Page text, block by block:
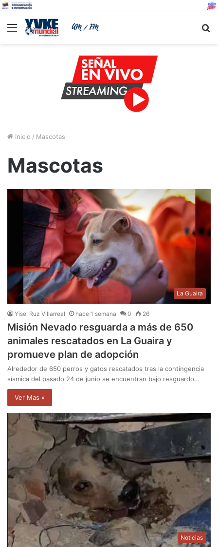
Menu
Inicio / Mascotas
Mascotas
La Guaira
Yisel Ruz Villarreal hace 1 semana 0 26
Misión Nevado resguarda a más de 650
animales rescatados en La Guaira y
promueve plan de adopción
Alrededor de 650 perros y gatos rescatados tras la contingencia
sísmica del pasado 24 de junio se encuentran bajo resguardo…
Ver Mas »
Noticias